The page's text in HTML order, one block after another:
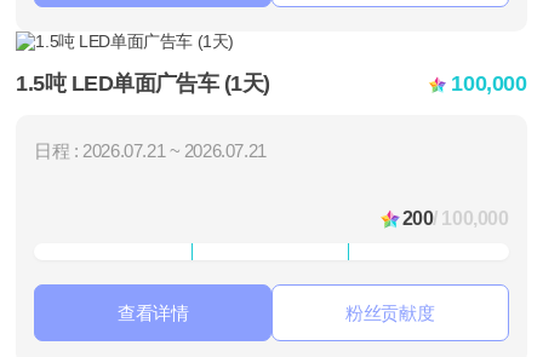
1.5吨 LED单面广告车 (1天) 100,000
日程 : 2026.07.21 ~ 2026.07.21
200/ 100,000
查看详情 粉丝贡献度